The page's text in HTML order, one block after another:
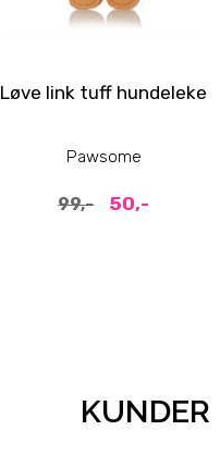
Løve link tuff hundeleke
Pawsome
99,- 50,-